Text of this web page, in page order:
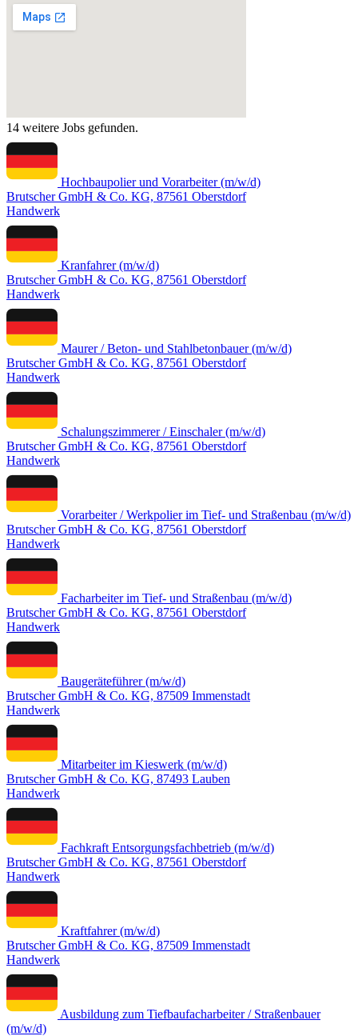
14 weitere Jobs gefunden.
Hochbaupolier und Vorarbeiter (m/w/d)
Brutscher GmbH & Co. KG, 87561 Oberstdorf
Handwerk
Kranfahrer (m/w/d)
Brutscher GmbH & Co. KG, 87561 Oberstdorf
Handwerk
Maurer / Beton- und Stahlbetonbauer (m/w/d)
Brutscher GmbH & Co. KG, 87561 Oberstdorf
Handwerk
Schalungszimmerer / Einschaler (m/w/d)
Brutscher GmbH & Co. KG, 87561 Oberstdorf
Handwerk
Vorarbeiter / Werkpolier im Tief- und Straßenbau (m/w/d)
Brutscher GmbH & Co. KG, 87561 Oberstdorf
Handwerk
Facharbeiter im Tief- und Straßenbau (m/w/d)
Brutscher GmbH & Co. KG, 87561 Oberstdorf
Handwerk
Baugeräteführer (m/w/d)
Brutscher GmbH & Co. KG, 87509 Immenstadt
Handwerk
Mitarbeiter im Kieswerk (m/w/d)
Brutscher GmbH & Co. KG, 87493 Lauben
Handwerk
Fachkraft Entsorgungsfachbetrieb (m/w/d)
Brutscher GmbH & Co. KG, 87561 Oberstdorf
Handwerk
Kraftfahrer (m/w/d)
Brutscher GmbH & Co. KG, 87509 Immenstadt
Handwerk
Ausbildung zum Tiefbaufacharbeiter / Straßenbauer
(m/w/d)